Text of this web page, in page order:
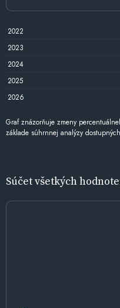
2022
2023
2024
2025
2026
Graf znázorňuje zmeny
základe súhrnnej analýzy
Súčet všetkých